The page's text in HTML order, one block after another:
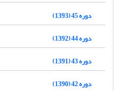
دوره 45 (1393)
دوره 44 (1392)
دوره 43 (1391)
دوره 42 (1390)